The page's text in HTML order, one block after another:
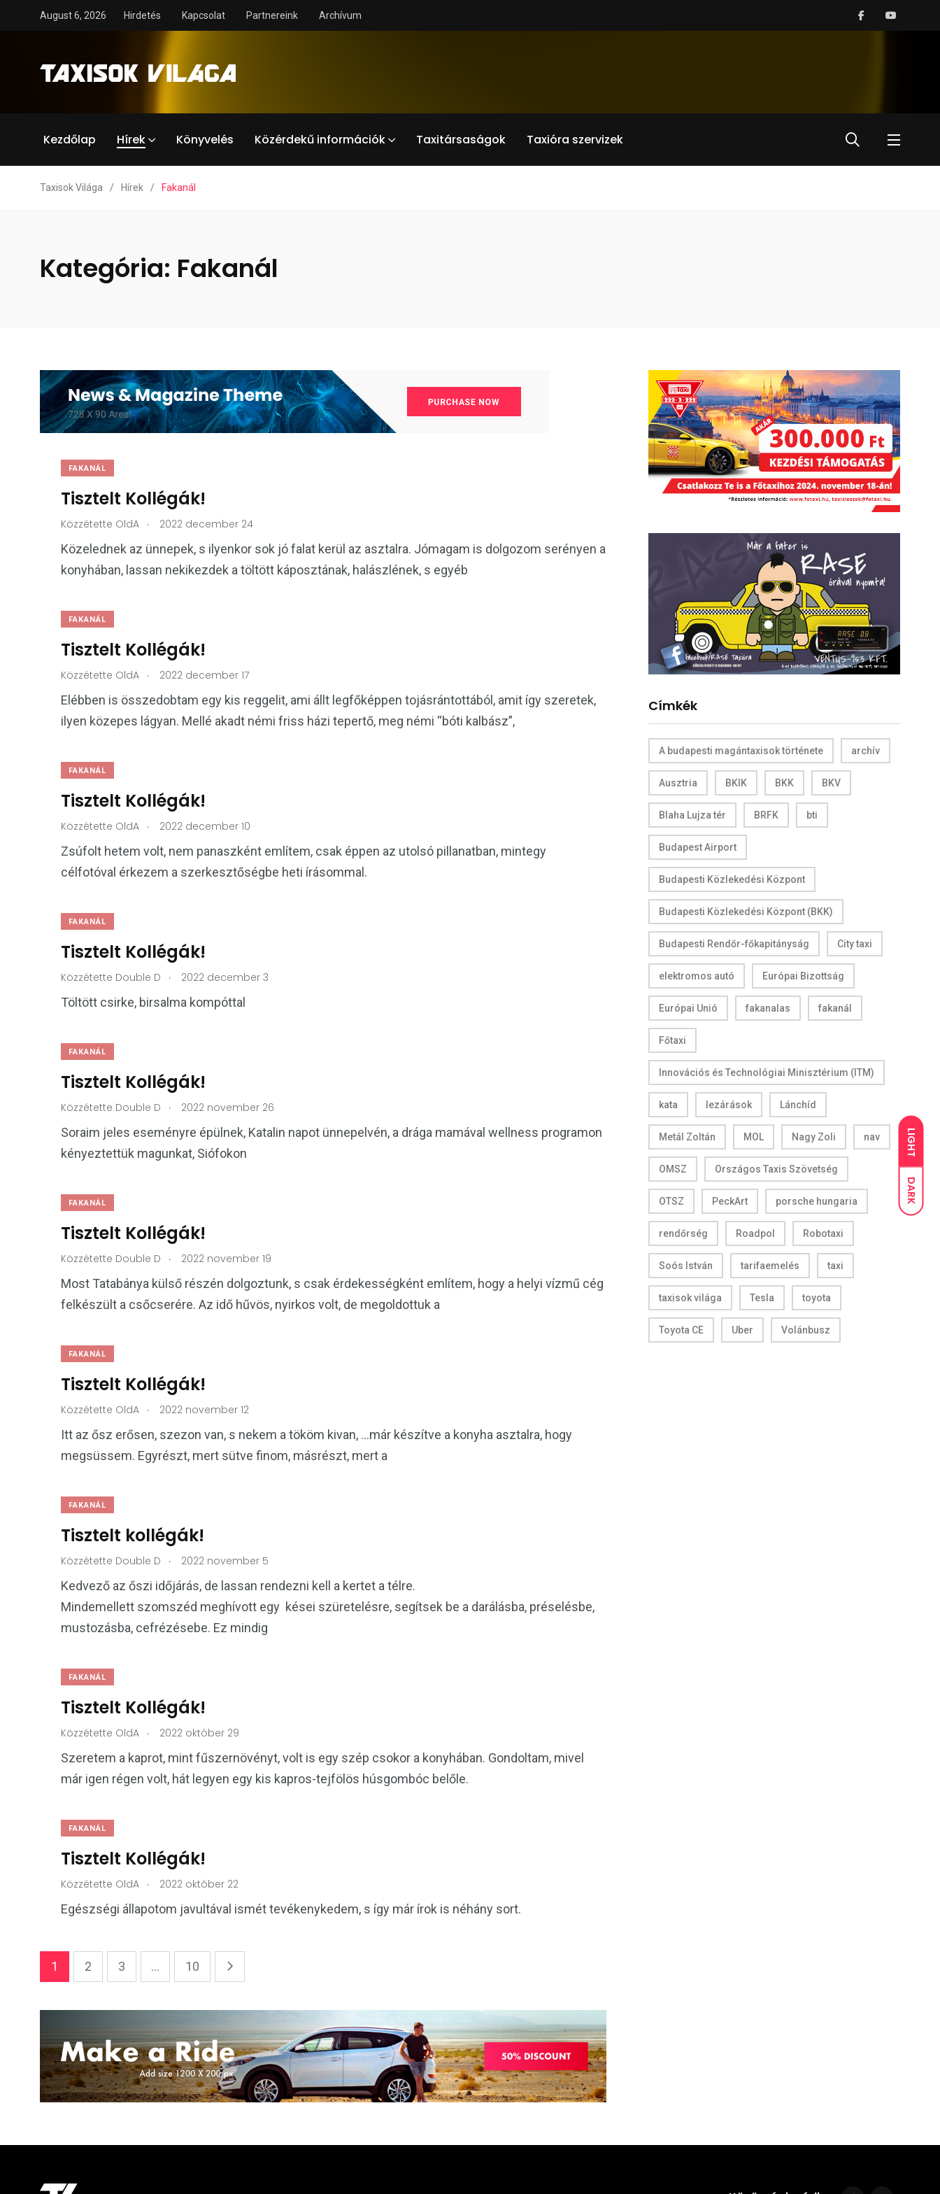
LIGHT
DARK
August 6, 2026 Hirdetés Kapcsolat Partnereink Archívum
Kezdőlap Hírek Könyvelés Közérdekű információk Taxitársaságok Taxióra szervizek
Taxisok Világa / Hírek / Fakanál
Kategória: Fakanál
FAKANÁL
Tisztelt Kollégák!
Közzétette OldA . 2022 december 24
Közelednek az ünnepek, s ilyenkor sok jó falat kerül az asztalra. Jómagam is dolgozom serényen a
konyhában, lassan nekikezdek a töltött káposztának, halászlének, s egyéb
FAKANÁL
Tisztelt Kollégák!
Közzétette OldA . 2022 december 17
Elébben is összedobtam egy kis reggelit, ami állt legfőképpen tojásrántottából, amit így szeretek,
ilyen közepes lágyan. Mellé akadt némi friss házi tepertő, meg némi “bóti kalbász”,
FAKANÁL
Tisztelt Kollégák!
Közzétette OldA . 2022 december 10
Zsúfolt hetem volt, nem panaszként említem, csak éppen az utolsó pillanatban, mintegy
célfotóval érkezem a szerkesztőségbe heti írásommal.
FAKANÁL
Tisztelt Kollégák!
Közzétette Double D . 2022 december 3
Töltött csirke, birsalma kompóttal
FAKANÁL
Tisztelt Kollégák!
Közzétette Double D . 2022 november 26
Soraim jeles eseményre épülnek, Katalin napot ünnepelvén, a drága mamával wellness programon
kényeztettük magunkat, Siófokon
FAKANÁL
Tisztelt Kollégák!
Közzétette Double D . 2022 november 19
Most Tatabánya külső részén dolgoztunk, s csak érdekességként említem, hogy a helyi vízmű cég
felkészült a csőcserére. Az idő hűvös, nyirkos volt, de megoldottuk a
FAKANÁL
Tisztelt Kollégák!
Közzétette OldA . 2022 november 12
Itt az ősz erősen, szezon van, s nekem a tököm kivan, …már készítve a konyha asztalra, hogy
megsüssem. Egyrészt, mert sütve finom, másrészt, mert a
FAKANÁL
Tisztelt kollégák!
Közzétette Double D . 2022 november 5
Kedvező az őszi időjárás, de lassan rendezni kell a kertet a télre.
Mindemellett szomszéd meghívott egy kései szüretelésre, segítsek be a darálásba, préselésbe,
mustozásba, cefrézésebe. Ez mindig
FAKANÁL
Tisztelt Kollégák!
Közzétette OldA . 2022 október 29
Szeretem a kaprot, mint fűszernövényt, volt is egy szép csokor a konyhában. Gondoltam, mivel
már igen régen volt, hát legyen egy kis kapros-tejfölös húsgombóc belőle.
FAKANÁL
Tisztelt Kollégák!
Közzétette OldA . 2022 október 22
Egészségi állapotom javultával ismét tevékenykedem, s így már írok is néhány sort.
1 2 3 ... 10
Címkék
A budapesti magántaxisok története archív
Ausztria BKIK BKK BKV
Blaha Lujza tér BRFK bti
Budapest Airport
Budapesti Közlekedési Központ
Budapesti Közlekedési Központ (BKK)
Budapesti Rendőr-főkapitányság City taxi
elektromos autó Európai Bizottság
Európai Unió fakanalas fakanál
Főtaxi
Innovációs és Technológiai Minisztérium (ITM)
kata lezárások Lánchíd
Metál Zoltán MOL Nagy Zoli nav
OMSZ Országos Taxis Szövetség
OTSZ PeckArt porsche hungaria
rendőrség Roadpol Robotaxi
Soós István tarifaemelés taxi
taxisok világa Tesla toyota
Toyota CE Uber Volánbusz